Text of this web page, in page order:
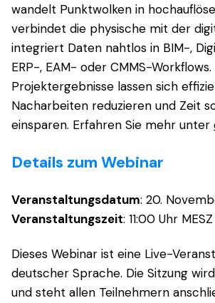
wandelt Punktwolken in
verbindet die physische mit der
integriert Daten nahtlos in BIM-,
ERP-, EAM- oder CMMS-Workflows.
Projektergebnisse lassen sich
Nacharbeiten reduzieren und Zeit
einsparen. Erfahren Sie mehr unter
Details zum Webinar
Veranstaltungsdatum: 20.
Veranstaltungszeit: 11:00 Uhr MESZ
Dieses Webinar ist eine Live-
deutscher Sprache. Die Sitzung
und steht allen Teilnehmern